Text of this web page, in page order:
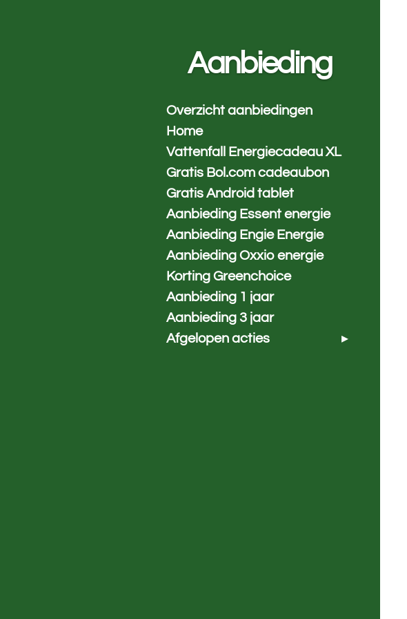
Aanbieding
Overzicht aanbiedingen
Home
Vattenfall Energiecadeau XL
Gratis Bol.com cadeaubon
Gratis Android tablet
Aanbieding Essent energie
Aanbieding Engie Energie
Aanbieding Oxxio energie
Korting Greenchoice
Aanbieding 1 jaar
Aanbieding 3 jaar
Afgelopen acties